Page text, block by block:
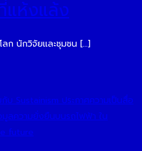
แห้งแล้ง
ลก นักวิจัยและชุมชน […]